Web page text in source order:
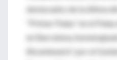
destacados de la última
“Primer Palau” en el
en Barcelona,
Bicentenario” por el